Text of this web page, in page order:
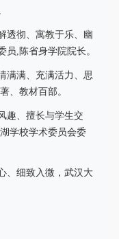
透彻、寓教于乐、幽
,陈省身学院院长。
满满、充满活力、思
、教材百部。
趣、擅长与学生交
学校学术委员会委
、细致入微，武汉大